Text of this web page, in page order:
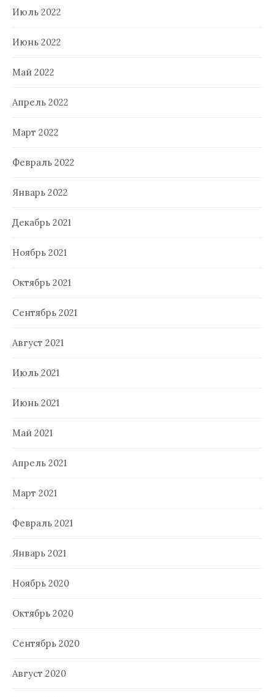
Июль 2022
Июнь 2022
Май 2022
Апрель 2022
Март 2022
Февраль 2022
Январь 2022
Декабрь 2021
Ноябрь 2021
Октябрь 2021
Сентябрь 2021
Август 2021
Июль 2021
Июнь 2021
Май 2021
Апрель 2021
Март 2021
Февраль 2021
Январь 2021
Ноябрь 2020
Октябрь 2020
Сентябрь 2020
Август 2020